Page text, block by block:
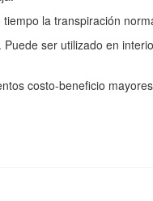
la transpiración
ser utilizado en
costo-beneficio